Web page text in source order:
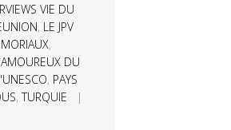
VIE DU
, LE JPV
,
DU
, PAYS
,TURQUIE |